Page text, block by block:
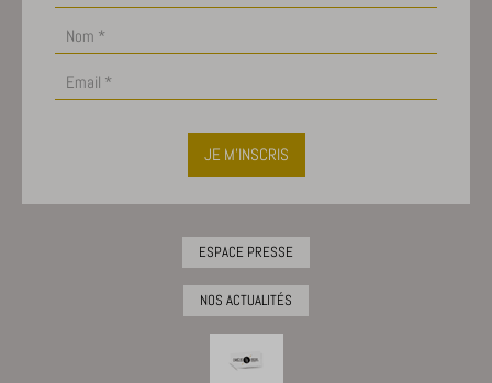
JE M'INSCRIS
ESPACE PRESSE
NOS ACTUALITÉS